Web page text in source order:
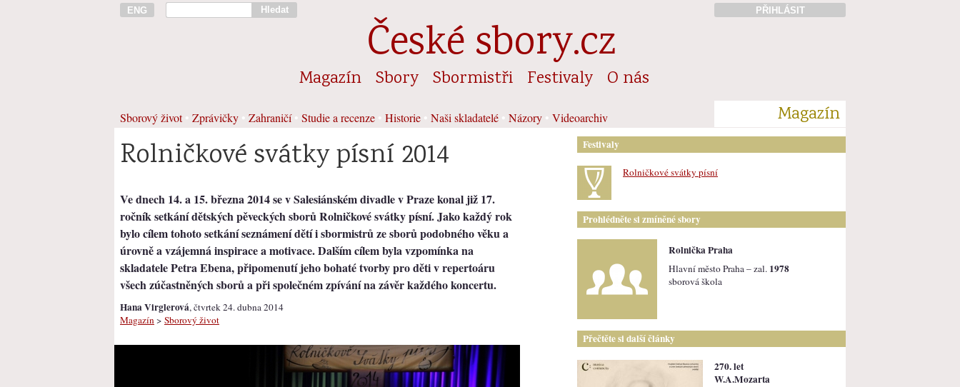
ENG Hledat PŘIHLÁSIT
České sbory.cz
Magazín Sbory Sbormistři Festivaly O nás
Sborový život• Zprávičky Zahraničí• Studie a recenze Historie Naši skladatelé Názory Videoarchiv Magazín
Rolničkové svátky písní 2014
Ve dnech 14. a 15. března 2014 se v Salesiánském divadle v Praze konal již 17.
ročník setkání dětských pěveckých sborů Rolničkové svátky písní. Jako každý rok
bylo cílem tohoto setkání seznámení dětí i sbormistrů ze sborů podobného věku a
úrovně a vzájemná inspirace a motivace. Dalším cílem byla vzpomínka na
skladatele Petra Ebena, připomenutí jeho bohaté tvorby pro děti v repertoáru
všech zúčastněných sborů a při společném zpívání na závěr každého koncertu.
Hana Virglerová, čtvrtek 24. dubna 2014
Magazín > Sborový život
Festivaly
Rolničkové svátky písní
Prohlédněte si zmíněné sbory
Rolnička Praha
Hlavní město Praha – zal. 1978
sborová škola
Přečtěte si další články
270. let
W.A.Mozarta